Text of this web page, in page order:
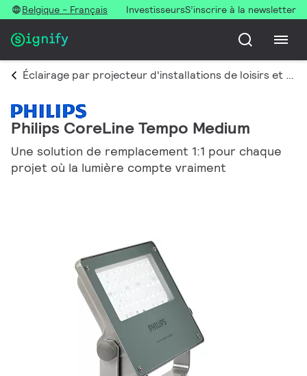
Belgique - Français InvestisseursS’inscrire à la newsletter
Éclairage par projecteur d'installations de loisirs et de grands espaces
Philips CoreLine Tempo Medium
Une solution de remplacement 1:1 pour chaque
projet où la lumière compte vraiment